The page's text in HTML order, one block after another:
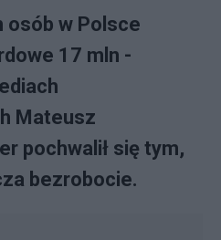
osób w Polsce
17 mln -
Mateusz
pochwalił się tym,
bezrobocie.